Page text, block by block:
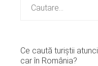
Ce caută turiștii
car în România?